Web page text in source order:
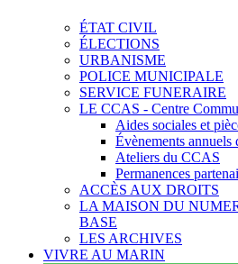
ÉTAT CIVIL
ÉLECTIONS
URBANISME
POLICE MUNICIPALE
SERVICE FUNERAIRE
LE CCAS - Centre
Aides sociales et
Évènements
Ateliers du CCAS
Permanences
ACCÈS AUX DROITS
LA MAISON DU
BASE
LES ARCHIVES
VIVRE AU MARIN